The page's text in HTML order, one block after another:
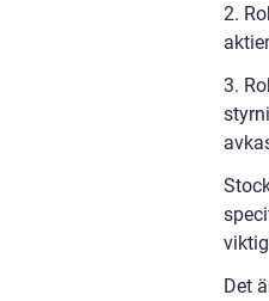
2.
3.
Det